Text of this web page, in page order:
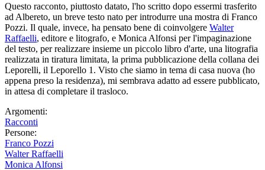
Questo racconto, piuttosto datato, l'ho scritto dopo essermi trasferito
ad Albereto, un breve testo nato per introdurre una mostra di Franco
Pozzi. Il quale, invece, ha pensato bene di coinvolgere Walter
Raffaelli, editore e litografo, e Monica Alfonsi per l'impaginazione
del testo, per realizzare insieme un piccolo libro d'arte, una litografia
realizzata in tiratura limitata, la prima pubblicazione della collana dei
Leporelli, il Leporello 1. Visto che siamo in tema di casa nuova (ho
appena preso la residenza), mi sembrava adatto ad essere pubblicato,
in attesa di completare il trasloco.
Argomenti:
Racconti
Persone:
Franco Pozzi
Walter Raffaelli
Monica Alfonsi